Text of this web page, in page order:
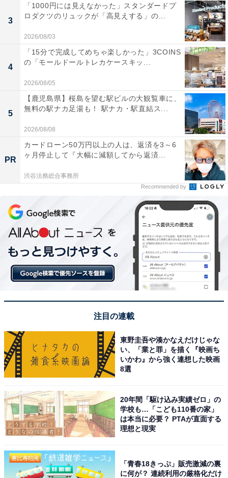
3
「1000円には見えなかった」スタンダードプ
ロダクツのリュックが「高見えする」の...
2026/08/03
4
「15分で完成してめちゃ楽しかった」3COINS
の「モールドールトレカケースキッ...
2026/08/05
5
【鹿児島県】桜島を望む駅ビルの大観覧車に、
無料の駅ナカ足湯も！ 駅ナカ・駅直結ス...
2026/08/08
PR
カードローン50万円以上の人は、返済を3～6
ヶ月停止して『大幅に減額してから返済...
渋谷法務総合事務所
Recommended by
注目の連載
東野圭吾や湊かなえだけじゃな
い、「業と罪」を描く『映画ち
いかわ』から強く連想した映画
8選
20年間「駆け込み実績ゼロ」の
学校も…「こども110番の家」
は本当に必要？ PTAが直面する
理想と現実
「青春18きっぷ」販売激減の裏
に何が？ 連続利用の厳格化だけ